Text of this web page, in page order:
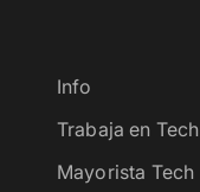
Info
Trabaja en Tech
Mayorista Tech